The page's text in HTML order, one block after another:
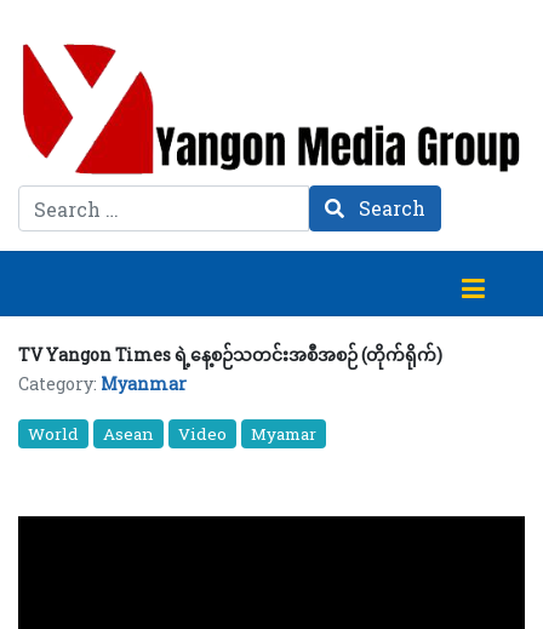
Search Search
TV Yangon Times ရဲ့နေ့စဉ်သတင်းအစီအစဉ် (တိုက်ရိုက်)
Category: Myanmar
World Asean Video Myamar